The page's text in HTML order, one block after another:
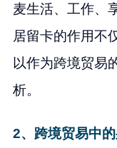
麦生活、工作、
居留卡的作用不
以作为跨境贸易
析。
2、跨境贸易中